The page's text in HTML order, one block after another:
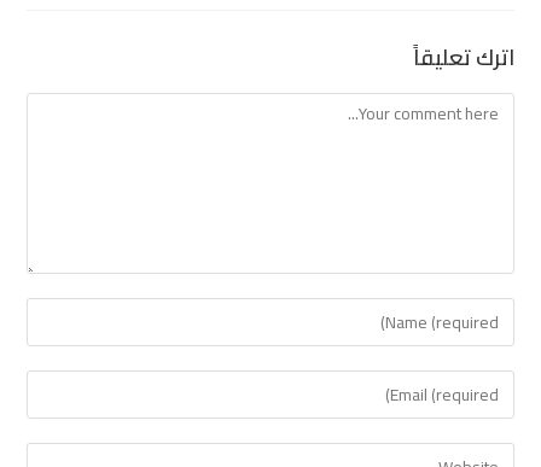
اترك تعليقاً